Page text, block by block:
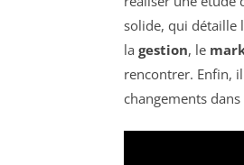
solide, qui détaille
la gestion, le
rencontrer. Enfin,
changements